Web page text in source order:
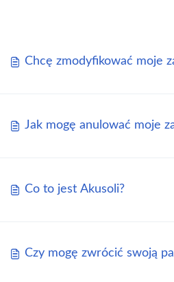
Chcę zmodyfikować moje
Jak mogę anulować moje
Co to jest Akusoli?
Czy mogę zwrócić swoją